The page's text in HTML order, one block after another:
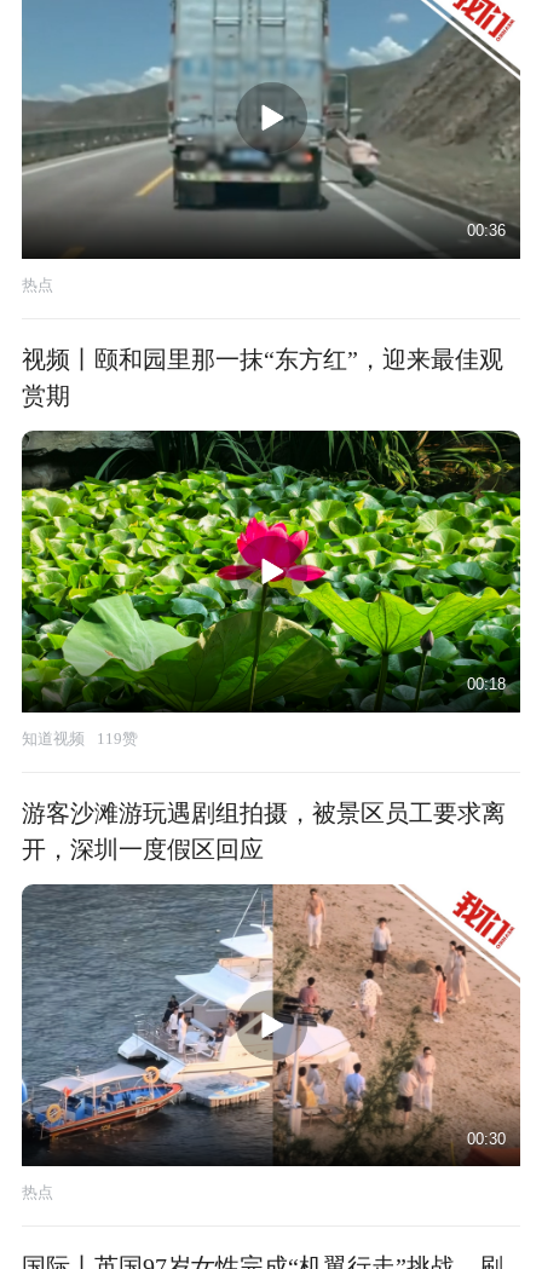
00:36
热点
视频丨颐和园里那一抹“东方红”，迎来最佳观
赏期
00:18
知道视频 119赞
游客沙滩游玩遇剧组拍摄，被景区员工要求离
开，深圳一度假区回应
00:30
热点